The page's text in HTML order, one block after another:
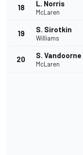
18 L. Norris
McLaren
19 S. Sirotkin
Williams
20 S. Vandoorne
McLaren